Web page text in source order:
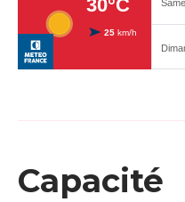
Capacité